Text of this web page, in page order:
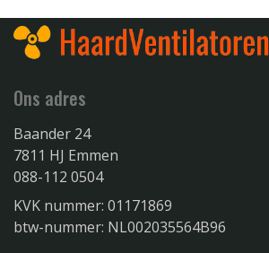
Ons adres
Baander 24
7811 HJ Emmen
088-112 0504
KVK nummer: 01171869
btw-nummer: NL002035564B96